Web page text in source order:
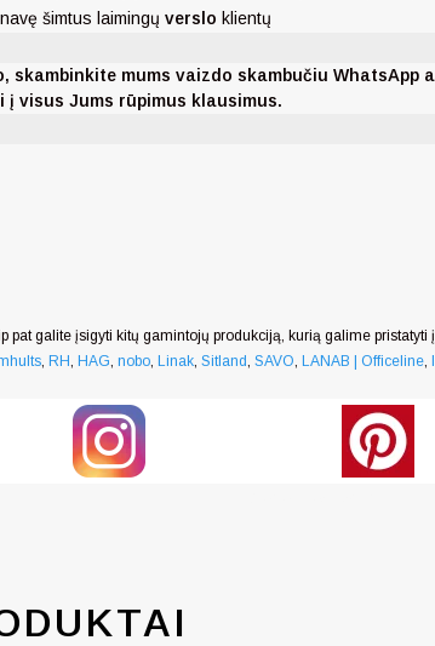
šimtus laimingų verslo klientų
mums vaizdo skambučiu WhatsApp
visus Jums rūpimus klausimus.
pat galite įsigyti kitų gamintojų produkciją, kurią galime
, RH, HAG, nobo, Linak, Sitland, SAVO, LANAB | Officeline,